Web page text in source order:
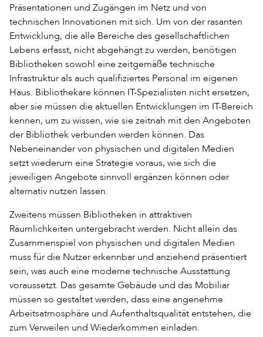
Präsentationen und Zugängen im Netz und von
technischen Innovationen mit sich. Um von der rasanten
Entwicklung, die alle Bereiche des gesellschaftlichen
Lebens erfasst, nicht abgehängt zu werden, benötigen
Bibliotheken sowohl eine zeitgemäße technische
Infrastruktur als auch qualifiziertes Personal im eigenen
Haus. Bibliothekare können IT-Spezialisten nicht ersetzen,
aber sie müssen die aktuellen Entwicklungen im IT-Bereich
kennen, um zu wissen, wie sie zeitnah mit den Angeboten
der Bibliothek verbunden werden können. Das
Nebeneinander von physischen und digitalen Medien
setzt wiederum eine Strategie voraus, wie sich die
jeweiligen Angebote sinnvoll ergänzen können oder
alternativ nutzen lassen.
Zweitens müssen Bibliotheken in attraktiven
Räumlichkeiten untergebracht werden. Nicht allein das
Zusammenspiel von physischen und digitalen Medien
muss für die Nutzer erkennbar und anziehend präsentiert
sein, was auch eine moderne technische Ausstattung
voraussetzt. Das gesamte Gebäude und das Mobiliar
müssen so gestaltet werden, dass eine angenehme
Arbeitsatmosphäre und Aufenthaltsqualität entstehen, die
zum Verweilen und Wiederkommen einladen.